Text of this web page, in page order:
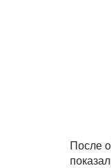
После